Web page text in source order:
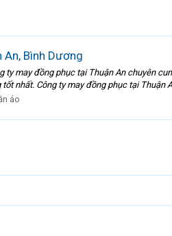
Bình Dương
ty may đồng phục tại Thuận An chuyên
nhất. Công ty may đồng phục tại Thuận
áo